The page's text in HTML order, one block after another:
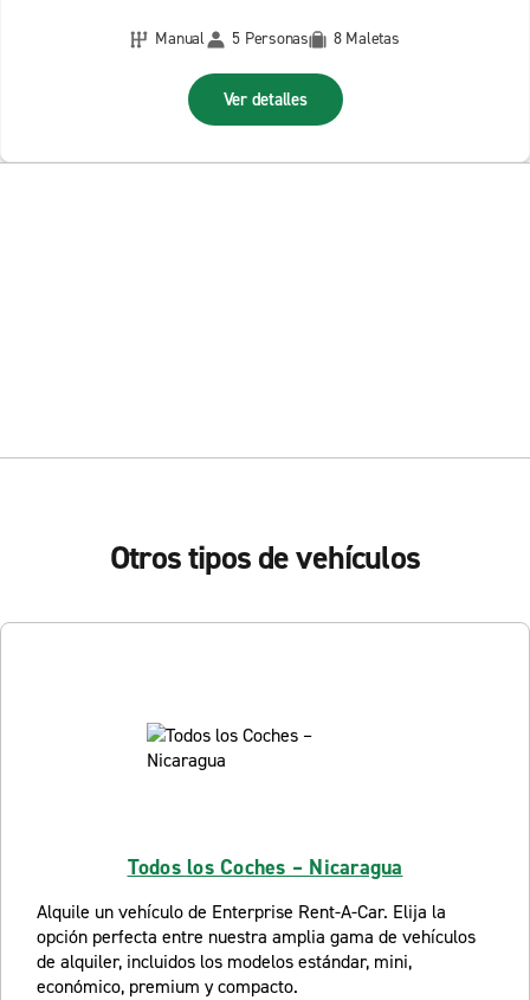
Manual
5 Personas 8 Maletas
Ver detalles
Otros tipos de vehículos
Todos los Coches – Nicaragua
Alquile un vehículo de Enterprise Rent-A-Car. Elija la
opción perfecta entre nuestra amplia gama de vehículos
de alquiler, incluidos los modelos estándar, mini,
económico, premium y compacto.